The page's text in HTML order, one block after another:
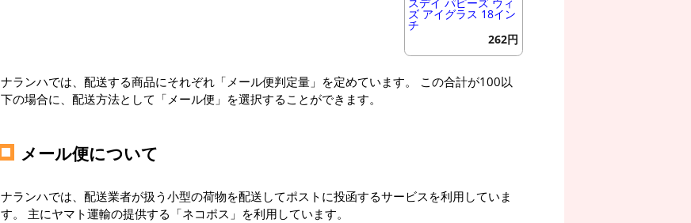
スデイ パピーズ ウィ
ズ アイグラス 18イン
チ
262円
ナランハでは、配送する商品にそれぞれ「メール便判定量」を定めています。 この合計が100以
下の場合に、配送方法として「メール便」を選択することができます。
メール便について
ナランハでは、配送業者が扱う小型の荷物を配送してポストに投函するサービスを利用していま
す。 主にヤマト運輸の提供する「ネコポス」を利用しています。